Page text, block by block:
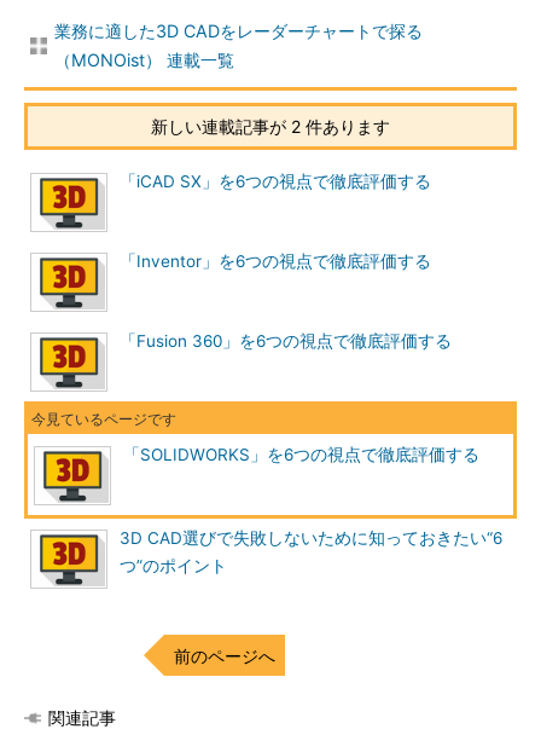
業務に適した3D CADをレーダーチャートで探る
（MONOist） 連載一覧
新しい連載記事が 2 件あります
「iCAD SX」を6つの視点で徹底評価する
「Inventor」を6つの視点で徹底評価する
「Fusion 360」を6つの視点で徹底評価する
「SOLIDWORKS」を6つの視点で徹底評価する
3D CAD選びで失敗しないために知っておきたい“6
つ”のポイント
前のページへ
関連記事